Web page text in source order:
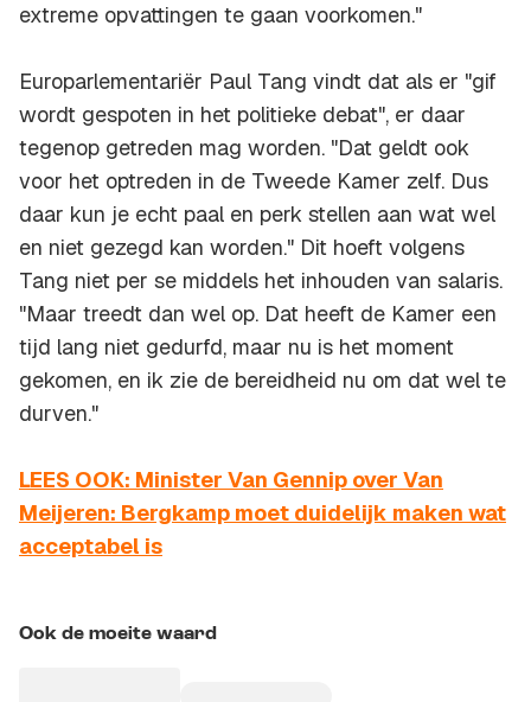
extreme opvattingen te gaan voorkomen."
Europarlementariër Paul Tang vindt dat als er "gif
wordt gespoten in het politieke debat", er daar
tegenop getreden mag worden. "Dat geldt ook
voor het optreden in de Tweede Kamer zelf. Dus
daar kun je echt paal en perk stellen aan wat wel
en niet gezegd kan worden." Dit hoeft volgens
Tang niet per se middels het inhouden van salaris.
"Maar treedt dan wel op. Dat heeft de Kamer een
tijd lang niet gedurfd, maar nu is het moment
gekomen, en ik zie de bereidheid nu om dat wel te
durven."
LEES OOK: Minister Van Gennip over Van
Meijeren: Bergkamp moet duidelijk maken wat
acceptabel is
Ook de moeite waard